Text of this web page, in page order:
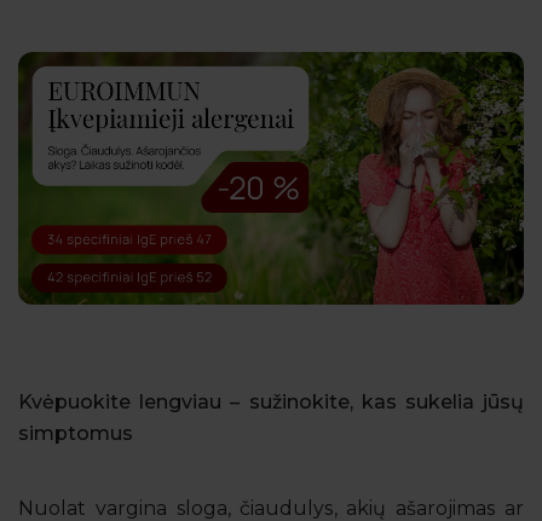
Kvėpuokite lengviau – sužinokite, kas sukelia jūsų
simptomus
Nuolat vargina sloga, čiaudulys, akių ašarojimas ar